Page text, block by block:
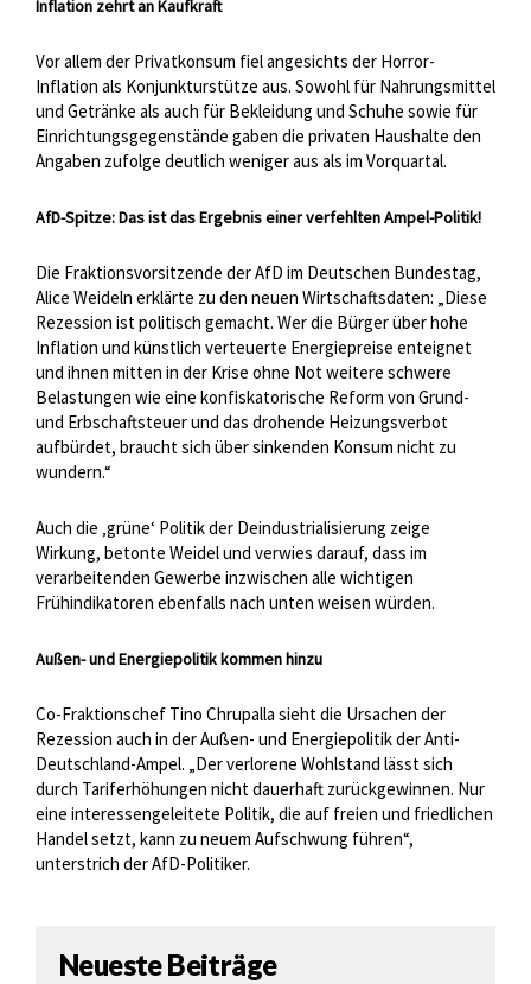
Inflation zehrt an Kaufkraft
Vor allem der Privatkonsum fiel angesichts der Horror-
Inflation als Konjunkturstütze aus. Sowohl für Nahrungsmittel
und Getränke als auch für Bekleidung und Schuhe sowie für
Einrichtungsgegenstände gaben die privaten Haushalte den
Angaben zufolge deutlich weniger aus als im Vorquartal.
AfD-Spitze: Das ist das Ergebnis einer verfehlten Ampel-Politik!
Die Fraktionsvorsitzende der AfD im Deutschen Bundestag,
Alice Weideln erklärte zu den neuen Wirtschaftsdaten: „Diese
Rezession ist politisch gemacht. Wer die Bürger über hohe
Inflation und künstlich verteuerte Energiepreise enteignet
und ihnen mitten in der Krise ohne Not weitere schwere
Belastungen wie eine konfiskatorische Reform von Grund-
und Erbschaftsteuer und das drohende Heizungsverbot
aufbürdet, braucht sich über sinkenden Konsum nicht zu
wundern.“
Auch die ‚grüne‘ Politik der Deindustrialisierung zeige
Wirkung, betonte Weidel und verwies darauf, dass im
verarbeitenden Gewerbe inzwischen alle wichtigen
Frühindikatoren ebenfalls nach unten weisen würden.
Außen- und Energiepolitik kommen hinzu
Co-Fraktionschef Tino Chrupalla sieht die Ursachen der
Rezession auch in der Außen- und Energiepolitik der Anti-
Deutschland-Ampel. „Der verlorene Wohlstand lässt sich
durch Tariferhöhungen nicht dauerhaft zurückgewinnen. Nur
eine interessengeleitete Politik, die auf freien und friedlichen
Handel setzt, kann zu neuem Aufschwung führen“,
unterstrich der AfD-Politiker.
Neueste Beiträge